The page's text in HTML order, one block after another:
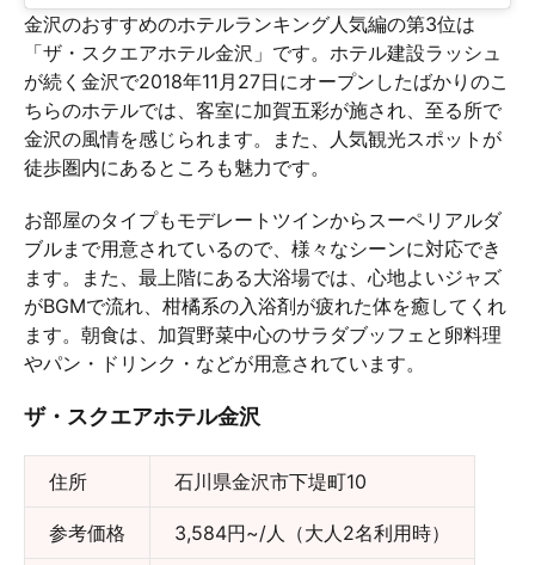
金沢のおすすめのホテルランキング人気編の第3位は
「ザ・スクエアホテル金沢」です。ホテル建設ラッシュ
が続く金沢で2018年11月27日にオープンしたばかりのこ
ちらのホテルでは、客室に加賀五彩が施され、至る所で
金沢の風情を感じられます。また、人気観光スポットが
徒歩圏内にあるところも魅力です。
お部屋のタイプもモデレートツインからスーペリアルダ
ブルまで用意されているので、様々なシーンに対応でき
ます。また、最上階にある大浴場では、心地よいジャズ
がBGMで流れ、柑橘系の入浴剤が疲れた体を癒してくれ
ます。朝食は、加賀野菜中心のサラダブッフェと卵料理
やパン・ドリンク・などが用意されています。
ザ・スクエアホテル金沢
住所 石川県金沢市下堤町10
参考価格 3,584円~/人（大人2名利用時）